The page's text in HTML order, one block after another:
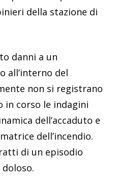
della stazione di
danni a un
all’interno del
non si registrano
in corso le indagini
dell’accaduto e
dell’incendio.
di un episodio